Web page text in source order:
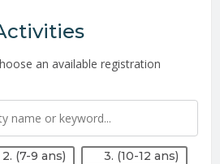
an available registration
2. (7-9 ans)
3. (10-12 ans)